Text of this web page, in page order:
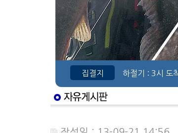
집결지 하절기 : 3시 도